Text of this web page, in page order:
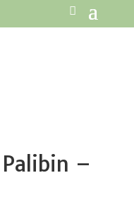
–